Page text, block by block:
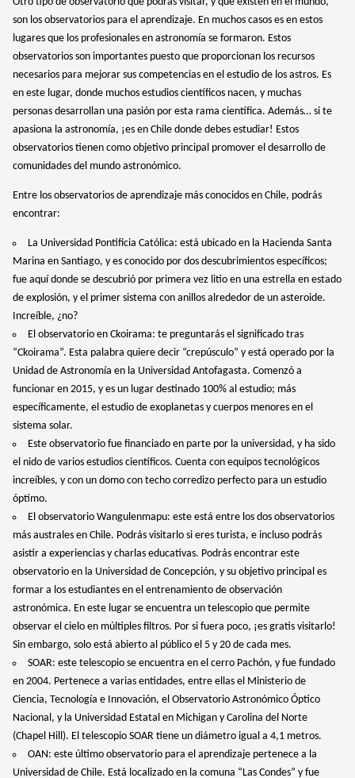
son los observatorios para el aprendizaje. En muchos casos es en estos
lugares que los profesionales en astronomía se formaron. Estos
observatorios son importantes puesto que proporcionan los recursos
necesarios para mejorar sus competencias en el estudio de los astros. Es
en este lugar, donde muchos estudios científicos nacen, y muchas
personas desarrollan una pasión por esta rama científica. Además… si te
apasiona la astronomía, ¡es en Chile donde debes estudiar! Estos
observatorios tienen como objetivo principal promover el desarrollo de
comunidades del mundo astronómico.
Entre los observatorios de aprendizaje más conocidos en Chile, podrás
encontrar:
La Universidad Pontificia Católica: está ubicado en la Hacienda Santa
Marina en Santiago, y es conocido por dos descubrimientos específicos;
fue aquí donde se descubrió por primera vez litio en una estrella en estado
de explosión, y el primer sistema con anillos alrededor de un asteroide.
Increíble, ¿no?
El observatorio en Ckoirama: te preguntarás el significado tras
“Ckoirama”. Esta palabra quiere decir “crepúsculo” y está operado por la
Unidad de Astronomía en la Universidad Antofagasta. Comenzó a
funcionar en 2015, y es un lugar destinado 100% al estudio; más
específicamente, el estudio de exoplanetas y cuerpos menores en el
sistema solar.
Este observatorio fue financiado en parte por la universidad, y ha sido
el nido de varios estudios científicos. Cuenta con equipos tecnológicos
increíbles, y con un domo con techo corredizo perfecto para un estudio
óptimo.
El observatorio Wangulenmapu: este está entre los dos observatorios
más australes en Chile. Podrás visitarlo si eres turista, e incluso podrás
asistir a experiencias y charlas educativas. Podrás encontrar este
observatorio en la Universidad de Concepción, y su objetivo principal es
formar a los estudiantes en el entrenamiento de observación
astronómica. En este lugar se encuentra un telescopio que permite
observar el cielo en múltiples filtros. Por si fuera poco, ¡es gratis visitarlo!
Sin embargo, solo está abierto al público el 5 y 20 de cada mes.
SOAR: este telescopio se encuentra en el cerro Pachón, y fue fundado
en 2004. Pertenece a varias entidades, entre ellas el Ministerio de
Ciencia, Tecnología e Innovación, el Observatorio Astronómico Óptico
Nacional, y la Universidad Estatal en Michigan y Carolina del Norte
(Chapel Hill). El telescopio SOAR tiene un diámetro igual a 4,1 metros.
OAN: este último observatorio para el aprendizaje pertenece a la
Universidad de Chile. Está localizado en la comuna “Las Condes” y fue